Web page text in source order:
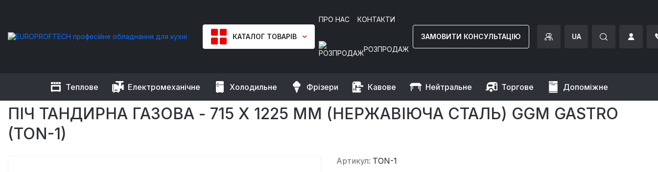
КАТАЛОГ ТОВАРІВ
ПРО НАС КОНТАКТИ
РОЗПРОДАЖ
ЗАМОВИТИ КОНСУЛЬТАЦІЮ UA
Теплове Електромеханічне Холодильне Фрізери Кавове Нейтральне Торгове Допоміжне
EUROPROFTECH Теплове обладнання Тандири Піч тандирна газова - 715 х 1225 мм (нержавіюча сталь) GGM Gastro
ПІЧ ТАНДИРНА ГАЗОВА - 715 Х 1225 ММ (НЕРЖАВІЮЧА СТАЛЬ) GGM GASTRO
(TON-1)
Артикул: TON-1